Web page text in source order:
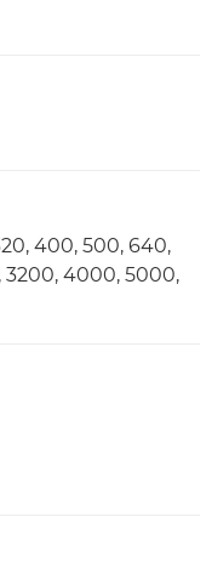
400, 500, 640,
3200, 4000, 5000,